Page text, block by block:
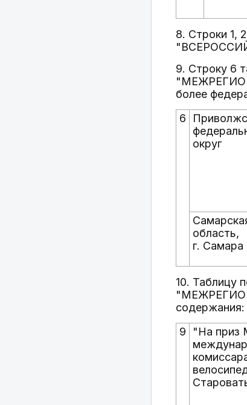
8. Строки 1,
9. Строку 6
более
6
округ
область,
г. Самара
10. Таблицу
содержания:
9
"На